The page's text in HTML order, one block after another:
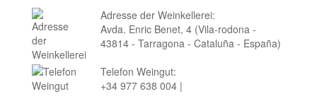
Adresse der Weinkellerei:
Avda. Enric Benet, 4 (Vila-rodona -
43814 - Tarragona - Cataluña - España)
Telefon Weingut:
+34 977 638 004 |